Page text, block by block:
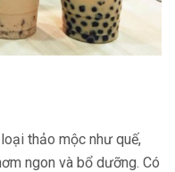
thảo mộc như quế,
ngon và bổ dưỡng. Có